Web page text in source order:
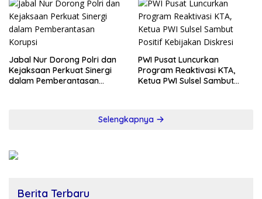
Jabal Nur Dorong Polri dan
Kejaksaan Perkuat Sinergi
dalam Pemberantasan
PWI Pusat Luncurkan
Program Reaktivasi KTA,
Ketua PWI Sulsel Sambut
Selengkapnya
Berita Terbaru